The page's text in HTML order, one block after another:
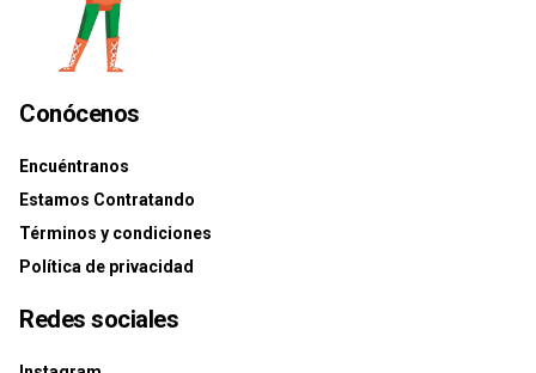
Conócenos
Encuéntranos
Estamos Contratando
Términos y condiciones
Política de privacidad
Redes sociales